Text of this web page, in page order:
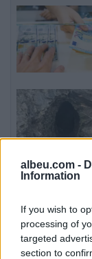
albeu.com -
Information
If you wish to
processing of
targeted
section to